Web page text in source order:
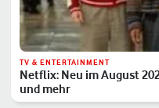
TV & ENTERTAINMENT
Netflix: Neu im August
und mehr